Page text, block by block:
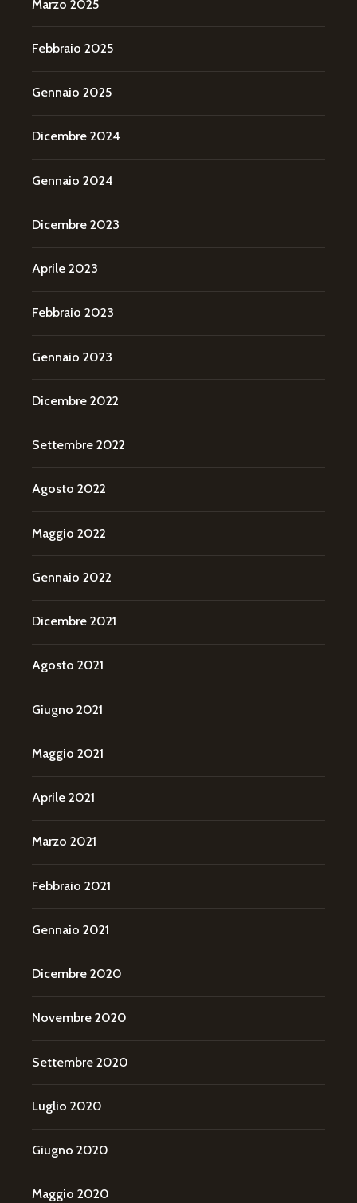
Marzo 2025
Febbraio 2025
Gennaio 2025
Dicembre 2024
Gennaio 2024
Dicembre 2023
Aprile 2023
Febbraio 2023
Gennaio 2023
Dicembre 2022
Settembre 2022
Agosto 2022
Maggio 2022
Gennaio 2022
Dicembre 2021
Agosto 2021
Giugno 2021
Maggio 2021
Aprile 2021
Marzo 2021
Febbraio 2021
Gennaio 2021
Dicembre 2020
Novembre 2020
Settembre 2020
Luglio 2020
Giugno 2020
Maggio 2020